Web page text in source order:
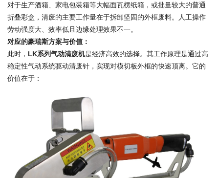
对于生产酒箱、家电包装箱等大幅面瓦楞纸箱，或批量较大的普通
折叠彩盒，清废的主要工作量在于拆卸坚固的外框废料。人工操作
劳动强度大、效率低且边缘处理效果不一。
对应的豪瑞斯方案与价值：
此时， LK系列气动清废机是经济高效的选择。其工作原理是通过高
稳定性气动系统驱动清废针，实现对模切板外框的快速顶离。它的
价值在于：